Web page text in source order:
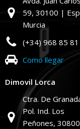
59, 30100 |
Murcia
(+34) 968 85
Como llegar
Dimovil Lorca
Ctra. De
Pol. Ind. Los
Peñones,